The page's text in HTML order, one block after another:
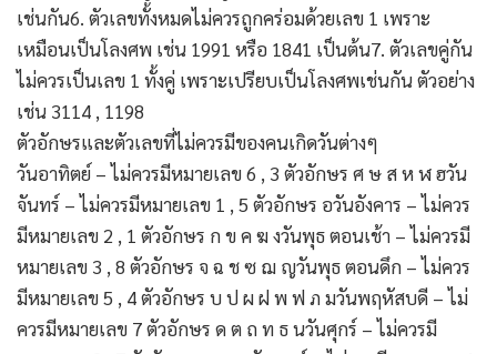
เช่นกัน6. ตัวเลขทั้งหมดไม่ควรถูกคร่อมด้วยเลข 1 เพราะ
เหมือนเป็นโลงศพ เช่น 1991 หรือ 1841 เป็นต้น7. ตัวเลขคู่กัน
ไม่ควรเป็นเลข 1 ทั้งคู่ เพราะเปรียบเป็นโลงศพเช่นกัน ตัวอย่าง
เช่น 3114 , 1198
ตัวอักษรและตัวเลขที่ไม่ควรมีของคนเกิดวันต่างๆ
วันอาทิตย์ – ไม่ควรมีหมายเลข 6 , 3 ตัวอักษร ศ ษ ส ห ฬ ฮวัน
จันทร์ – ไม่ควรมีหมายเลข 1 , 5 ตัวอักษร อวันอังคาร – ไม่ควร
มีหมายเลข 2 , 1 ตัวอักษร ก ข ค ฆ งวันพุธ ตอนเช้า – ไม่ควรมี
หมายเลข 3 , 8 ตัวอักษร จ ฉ ช ซ ฌ ญวันพุธ ตอนดึก – ไม่ควร
มีหมายเลข 5 , 4 ตัวอักษร บ ป ผ ฝ พ ฟ ภ มวันพฤหัสบดี – ไม่
ควรมีหมายเลข 7 ตัวอักษร ด ต ถ ท ธ นวันศุกร์ – ไม่ควรมี